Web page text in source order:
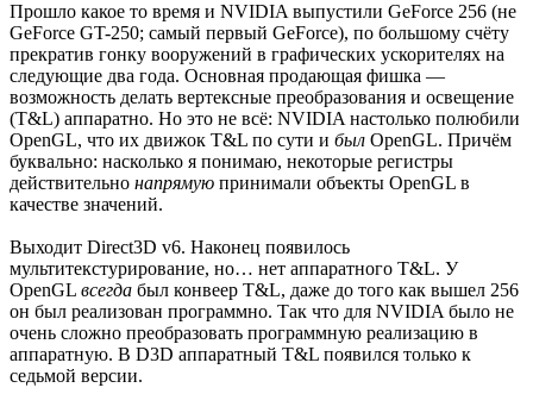
Прошло какое то время и NVIDIA выпустили GeForce 256 (не
GeForce GT-250; самый первый GeForce), по большому счёту
прекратив гонку вооружений в графических ускорителях на
следующие два года. Основная продающая фишка —
возможность делать вертексные преобразования и освещение
(T&L) аппаратно. Но это не всё: NVIDIA настолько полюбили
OpenGL, что их движок T&L по сути и был OpenGL. Причём
буквально: насколько я понимаю, некоторые регистры
действительно напрямую принимали объекты OpenGL в
качестве значений.
Выходит Direct3D v6. Наконец появилось
мультитекстурирование, но… нет аппаратного T&L. У
OpenGL всегда был конвеер T&L, даже до того как вышел 256
он был реализован программно. Так что для NVIDIA было не
очень сложно преобразовать программную реализацию в
аппаратную. В D3D аппаратный T&L появился только к
седьмой версии.